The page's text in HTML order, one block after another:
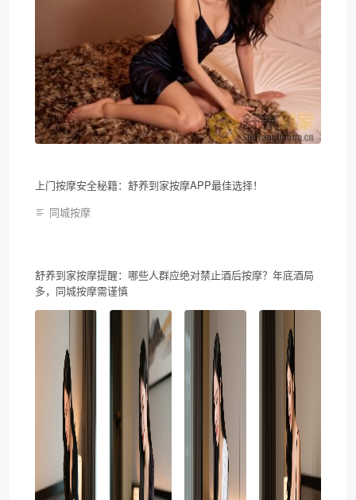
上门按摩安全秘籍：舒养到家按摩APP最佳选择！
同城按摩
舒养到家按摩提醒：哪些人群应绝对禁止酒后按摩？年底酒局
多，同城按摩需谨慎